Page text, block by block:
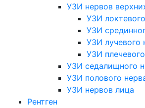
УЗИ нервов
УЗИ
УЗИ
УЗИ лучевого
УЗИ
УЗИ седалищного
УЗИ полового
УЗИ нервов лица
Рентген